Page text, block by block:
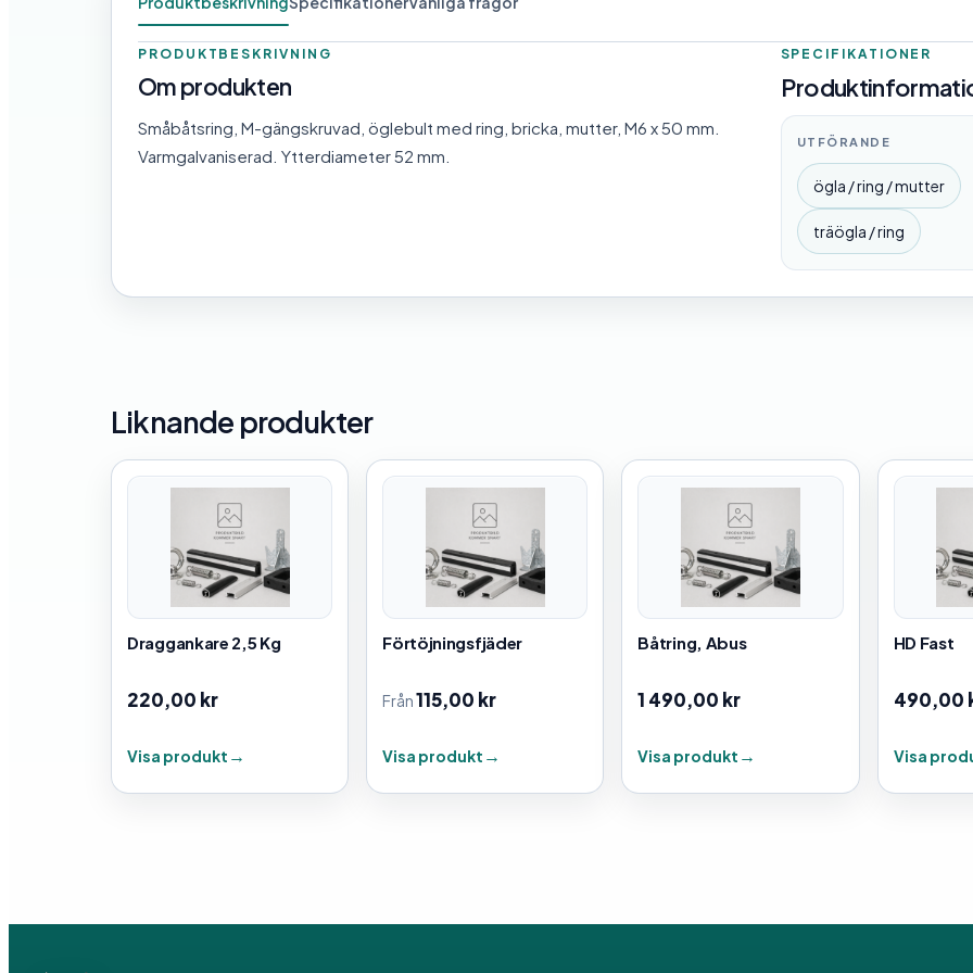
PRODUKTBESKRIVNING
Om produkten
Småbåtsring, M-gängskruvad, öglebult med ring, bricka, mutter, M6 x 50 mm.
Varmgalvaniserad. Ytterdiameter 52 mm.
SPECIFIKATIONER
UTFÖRANDE
ögla / ring / mutter
träögla / ring
Liknande produkter
Draggankare 2,5 Kg
220,00 kr
Visa produkt
Förtöjningsfjäder
Från115,00 kr
Visa produkt
Båtring, Abus
1 490,00 kr
Visa produkt
HD Fast
490,00
Visa